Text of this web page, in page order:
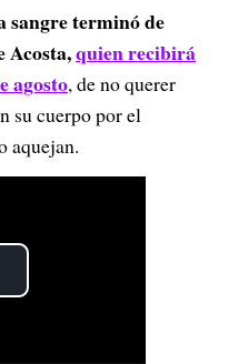
sangre terminó de
Acosta,quien recibirá
agosto, de no querer
su cuerpo por el
aquejan.